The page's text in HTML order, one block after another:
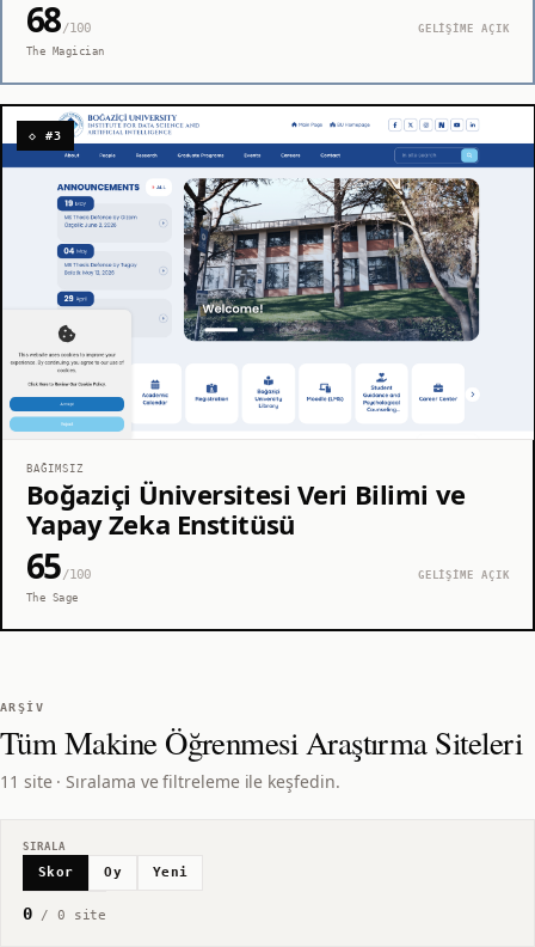
68/100
GELİŞİME AÇIK
The Magician
◇ #3
BAĞIMSIZ
Boğaziçi Üniversitesi Veri Bilimi ve
Yapay Zeka Enstitüsü
65/100
GELİŞİME AÇIK
The Sage
ARŞIV
TümMakine Öğrenmesi AraştırmaSiteleri
11 site · Sıralama ve filtreleme ile keşfedin.
SIRALA
Skor Oy Yeni
0/ 0 site